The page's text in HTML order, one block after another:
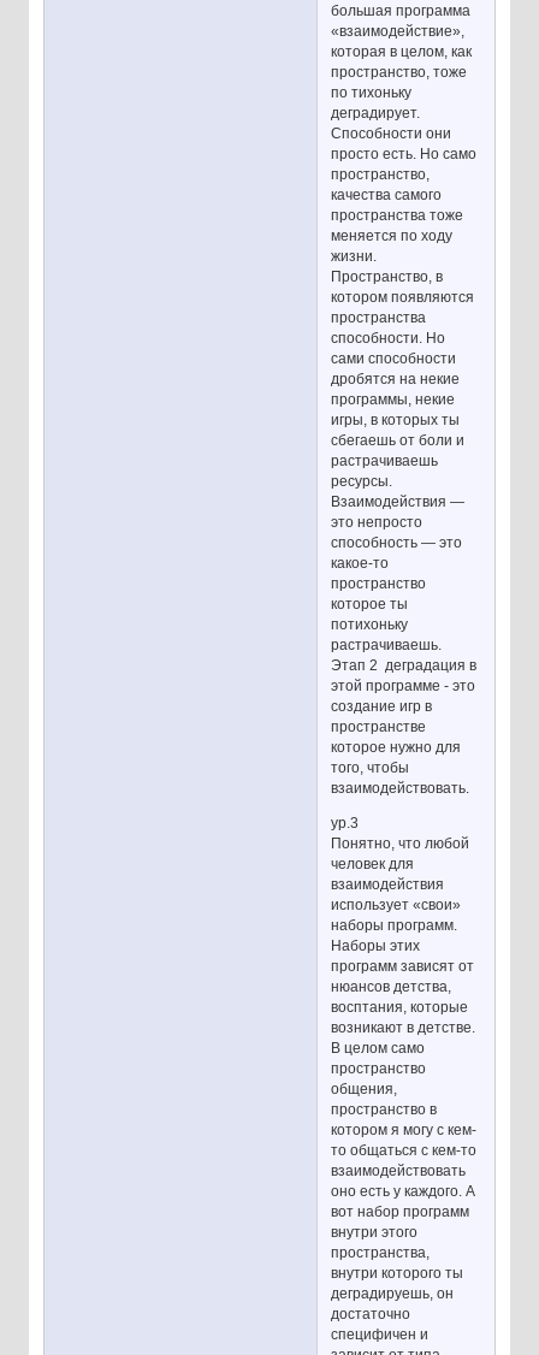
большая программа
«взаимодействие»,
которая в целом, как
пространство, тоже
по тихоньку
деградирует.
Способности они
просто есть. Но само
пространство,
качества самого
пространства тоже
меняется по ходу
жизни.
Пространство, в
котором появляются
пространства
способности. Но
сами способности
дробятся на некие
программы, некие
игры, в которых ты
сбегаешь от боли и
растрачиваешь
ресурсы.
Взаимодействия —
это непросто
способность — это
какое-то
пространство
которое ты
потихоньку
растрачиваешь.
Этап 2 деградация в
этой программе - это
создание игр в
пространстве
которое нужно для
того, чтобы
взаимодействовать.
ур.3
Понятно, что любой
человек для
взаимодействия
использует «свои»
наборы программ.
Наборы этих
программ зависят от
нюансов детства,
восптания, которые
возникают в детстве.
В целом само
пространство
общения,
пространство в
котором я могу с кем-
то общаться с кем-то
взаимодействовать
оно есть у каждого. А
вот набор программ
внутри этого
пространства,
внутри которого ты
деградируешь, он
достаточно
специфичен и